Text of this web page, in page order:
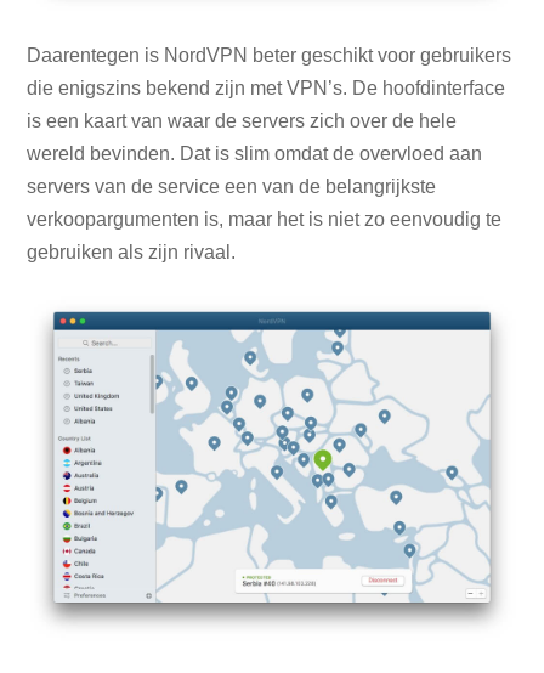
Daarentegen is NordVPN beter geschikt voor gebruikers
die enigszins bekend zijn met VPN’s. De hoofdinterface
is een kaart van waar de servers zich over de hele
wereld bevinden. Dat is slim omdat de overvloed aan
servers van de service een van de belangrijkste
verkoopargumenten is, maar het is niet zo eenvoudig te
gebruiken als zijn rivaal.